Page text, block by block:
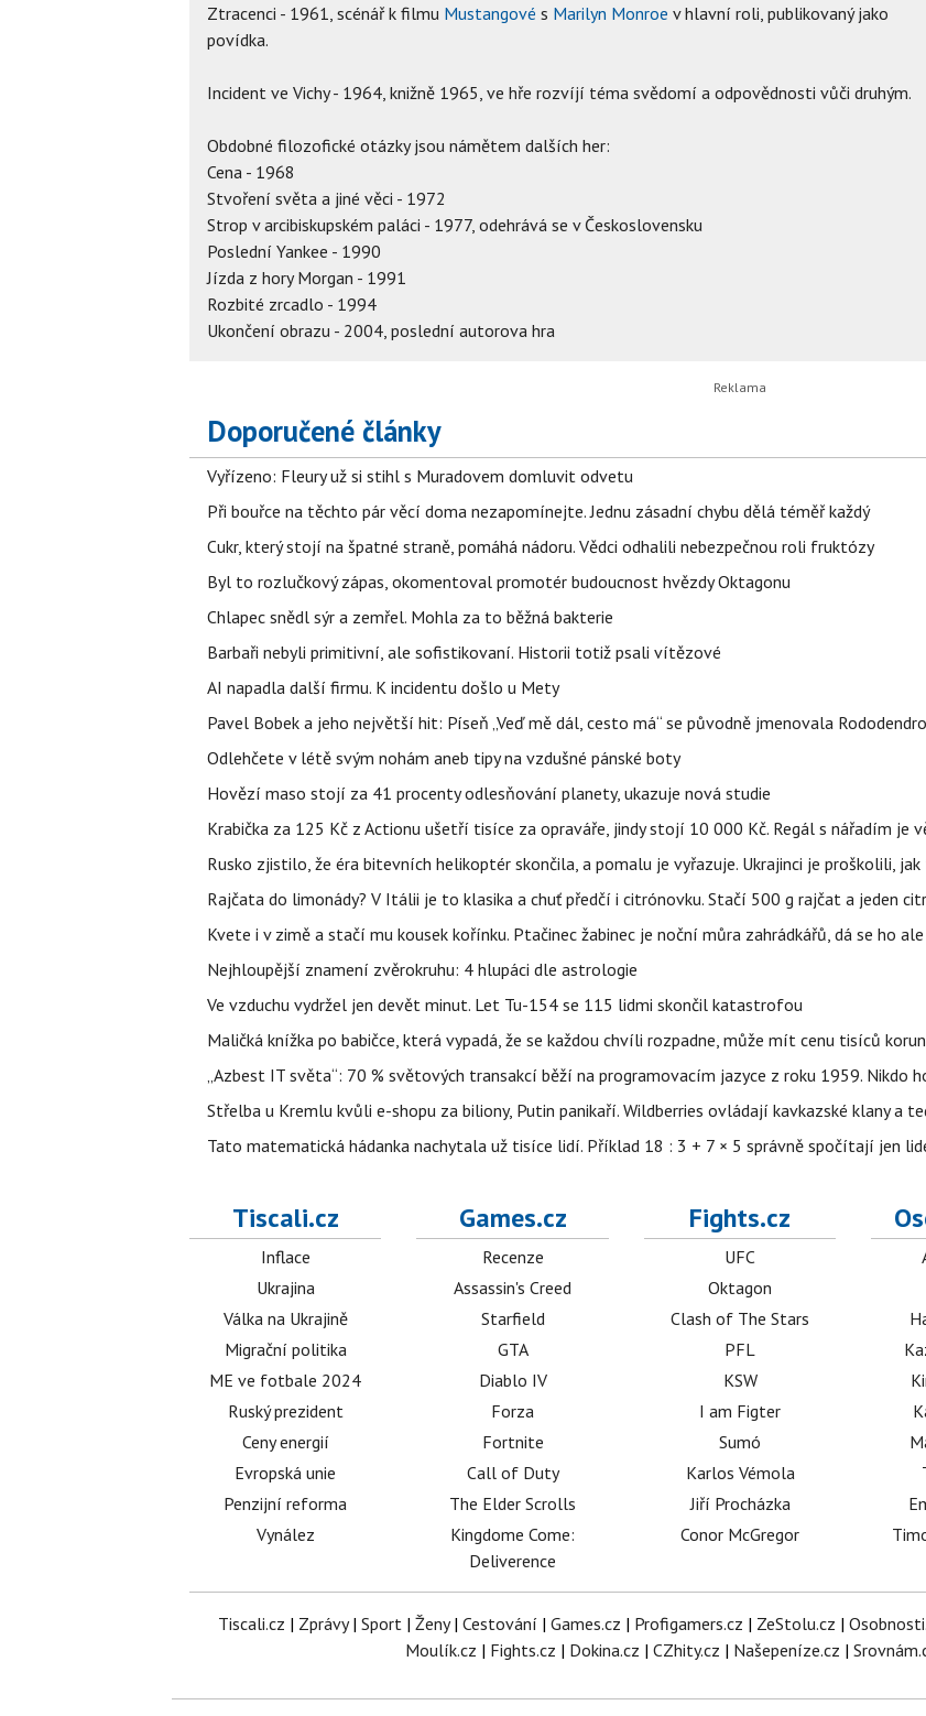
Ztracenci - 1961, scénář k filmu Mustangové s Marilyn Monroe v hlavní roli, publikovaný jako
povídka.
Incident ve Vichy - 1964, knižně 1965, ve hře rozvíjí téma svědomí a odpovědnosti vůči druhým.
Obdobné filozofické otázky jsou námětem dalších her:
Cena - 1968
Stvoření světa a jiné věci - 1972
Strop v arcibiskupském paláci - 1977, odehrává se v Československu
Poslední Yankee - 1990
Jízda z hory Morgan - 1991
Rozbité zrcadlo - 1994
Ukončení obrazu - 2004, poslední autorova hra
Doporučené články
Vyřízeno: Fleury už si stihl s Muradovem domluvit odvetu
Při bouřce na těchto pár věcí doma nezapomínejte. Jednu zásadní chybu dělá téměř každý
Cukr, který stojí na špatné straně, pomáhá nádoru. Vědci odhalili nebezpečnou roli fruktózy
Byl to rozlučkový zápas, okomentoval promotér budoucnost hvězdy Oktagonu
Chlapec snědl sýr a zemřel. Mohla za to běžná bakterie
Barbaři nebyli primitivní, ale sofistikovaní. Historii totiž psali vítězové
AI napadla další firmu. K incidentu došlo u Mety
Pavel Bobek a jeho největší hit: Píseň „Veď mě dál, cesto má“ se původně jmenovala
Odlehčete v létě svým nohám aneb tipy na vzdušné pánské boty
Hovězí maso stojí za 41 procenty odlesňování planety, ukazuje nová studie
Krabička za 125 Kč z Actionu ušetří tisíce za opraváře, jindy stojí 10 000 Kč. Regál s nářadím je
Rusko zjistilo, že éra bitevních helikoptér skončila, a pomalu je vyřazuje. Ukrajinci je proškolili, jak
Rajčata do limonády? V Itálii je to klasika a chuť předčí i citrónovku. Stačí 500 g rajčat a jeden
Kvete i v zimě a stačí mu kousek kořínku. Ptačinec žabinec je noční můra zahrádkářů, dá se ho
Nejhloupější znamení zvěrokruhu: 4 hlupáci dle astrologie
Ve vzduchu vydržel jen devět minut. Let Tu-154 se 115 lidmi skončil katastrofou
Maličká knížka po babičce, která vypadá, že se každou chvíli rozpadne, může mít cenu tisíců korun
„Azbest IT světa“: 70 % světových transakcí běží na programovacím jazyce z roku 1959. Nikdo
Střelba u Kremlu kvůli e-shopu za biliony, Putin panikaří. Wildberries ovládají kavkazské klany a
Tato matematická hádanka nachytala už tisíce lidí. Příklad 18 : 3 + 7 × 5 správně spočítají jen
Tiscali.cz
Inflace
Ukrajina
Válka na Ukrajině
Migrační politika
ME ve fotbale 2024
Ruský prezident
Ceny energií
Evropská unie
Penzijní reforma
Vynález
Games.cz
Recenze
Assassin's Creed
Starfield
GTA
Diablo IV
Forza
Fortnite
Call of Duty
The Elder Scrolls
Kingdome Come:
Deliverence
Fights.cz
UFC
Oktagon
Clash of The Stars
PFL
KSW
I am Figter
Sumó
Karlos Vémola
Jiří Procházka
Conor McGregor
Tiscali.cz | Zprávy| Sport| Ženy| Cestování | Games.cz | Profigamers.cz | ZeStolu.cz |
Moulík.cz | Fights.cz | Dokina.cz | CZhity.cz | Našepeníze.cz |